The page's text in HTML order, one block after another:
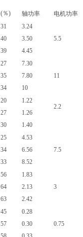
(％) 轴功率 电机功率
31
40
39
3.24
3.50
4.45
5.5
27
35
34
7.30
7.80
10
11
20
27
30
1.22
1.26
1.40
2.2
25
34
33
4.53
6.56
8.52
7.5
56
64
63
1.83
2.13
2.42
3
45
57
0.28
0.30
0.75